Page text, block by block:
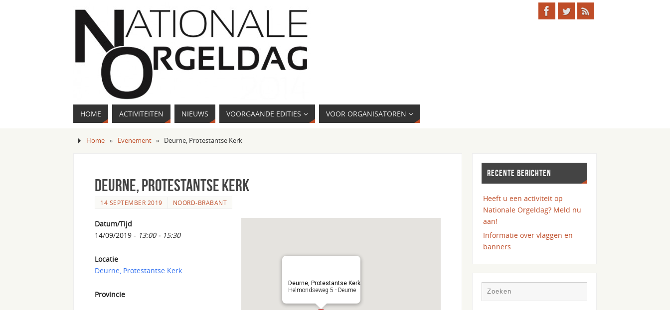
HOME ACTIVITEITEN NIEUWS VOORGAANDE EDITIES VOOR ORGANISATOREN
Home » Evenement » Deurne, Protestantse Kerk
Deurne, Protestantse Kerk
14 SEPTEMBER 2019 NOORD-BRABANT
Deurne, Protestantse Kerk
Helmondseweg 5 - Deurne
Datum/Tijd
14/09/2019 - 13:00 - 15:30
Locatie
Deurne, Protestantse Kerk
Provincie
RECENTE BERICHTEN
Heeft u een activiteit op
Nationale Orgeldag? Meld nu
aan!
Informatie over vlaggen en
banners